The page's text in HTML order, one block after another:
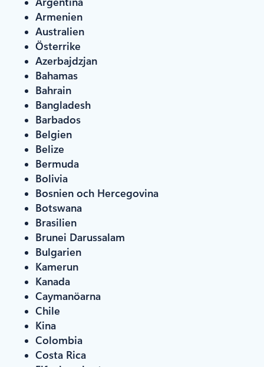
Armenien
Australien
Österrike
Azerbajdzjan
Bahamas
Bahrain
Bangladesh
Barbados
Belgien
Belize
Bermuda
Bolivia
Bosnien och Hercegovina
Botswana
Brasilien
Brunei Darussalam
Bulgarien
Kamerun
Kanada
Caymanöarna
Chile
Kina
Colombia
Costa Rica